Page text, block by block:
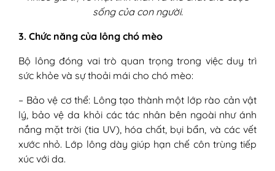
sống của con người.
3. Chức năng của lông chó mèo
Bộ lông đóng vai trò quan trọng trong việc duy trì
sức khỏe và sự thoải mái cho chó mèo:
– Bảo vệ cơ thể: Lông tạo thành một lớp rào cản vật
lý, bảo vệ da khỏi các tác nhân bên ngoài như ánh
nắng mặt trời (tia UV), hóa chất, bụi bẩn, và các vết
xước nhỏ. Lớp lông dày giúp hạn chế côn trùng tiếp
xúc với da.